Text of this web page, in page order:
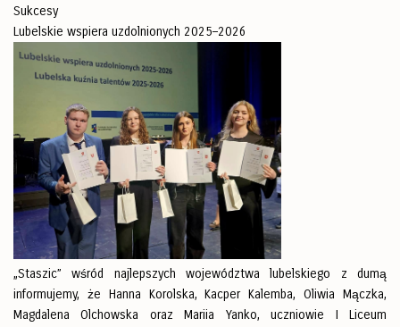
Sukcesy
Lubelskie wspiera uzdolnionych 2025–2026
„Staszic” wśród najlepszych województwa lubelskiego z dumą
informujemy, że Hanna Korolska, Kacper Kalemba, Oliwia Mączka,
Magdalena Olchowska oraz Mariia Yanko, uczniowie I Liceum